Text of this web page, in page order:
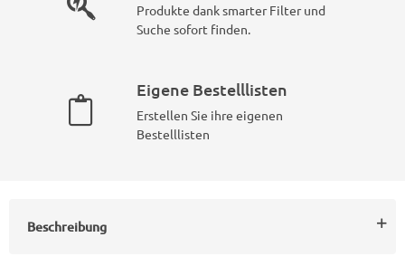
Produkte dank smarter Filter und
Suche sofort finden.
Eigene Bestelllisten
Erstellen Sie ihre eigenen
Bestelllisten
Beschreibung